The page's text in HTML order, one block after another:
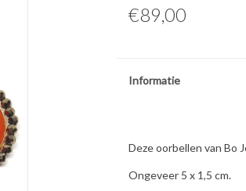
€89,00
Informatie
Deze oorbellen van Bo
Ongeveer 5 x 1,5 cm.